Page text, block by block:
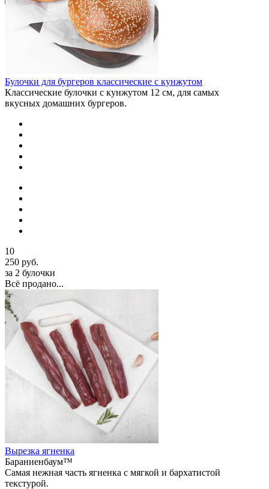
Булочки для бургеров классические с кунжутом
Классические булочки с кунжутом 12 см, для самых
вкусных домашних бургеров.
10
250 руб.
за 2 булочки
Всё продано...
Вырезка ягненка
Бараниенбаум™
Самая нежная часть ягненка с мягкой и бархатистой
текстурой.